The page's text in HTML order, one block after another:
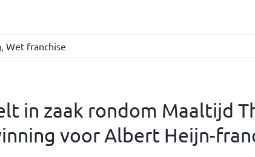
, Wet franchise
in zaak rondom Maaltijd
voor Albert Heijn-